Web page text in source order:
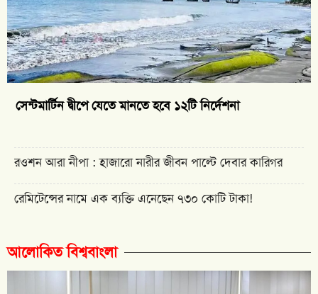
সেন্টমার্টিন দ্বীপে যেতে মানতে হবে ১২টি নির্দেশনা
রওশন আরা নীপা : হাজারো নারীর জীবন পাল্টে দেবার কারিগর
রেমিটেন্সের নামে এক ব্যক্তি এনেছেন ৭৩০ কোটি টাকা!
আলোকিত বিশ্ববাংলা